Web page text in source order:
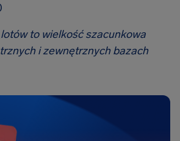
to wielkość szacunkowa
i zewnętrznych bazach